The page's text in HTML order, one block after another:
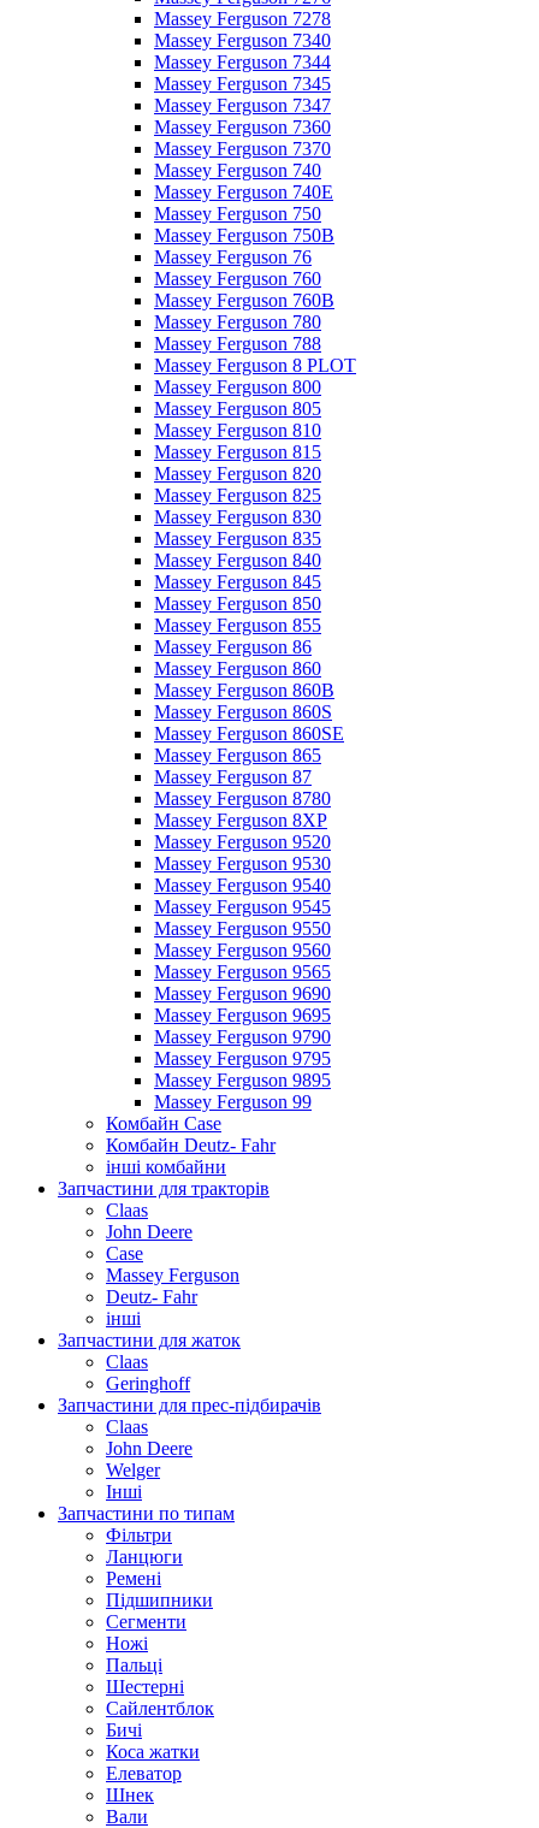
Massey Ferguson 7278
Massey Ferguson 7340
Massey Ferguson 7344
Massey Ferguson 7345
Massey Ferguson 7347
Massey Ferguson 7360
Massey Ferguson 7370
Massey Ferguson 740
Massey Ferguson 740E
Massey Ferguson 750
Massey Ferguson 750B
Massey Ferguson 76
Massey Ferguson 760
Massey Ferguson 760B
Massey Ferguson 780
Massey Ferguson 788
Massey Ferguson 8 PLOT
Massey Ferguson 800
Massey Ferguson 805
Massey Ferguson 810
Massey Ferguson 815
Massey Ferguson 820
Massey Ferguson 825
Massey Ferguson 830
Massey Ferguson 835
Massey Ferguson 840
Massey Ferguson 845
Massey Ferguson 850
Massey Ferguson 855
Massey Ferguson 86
Massey Ferguson 860
Massey Ferguson 860B
Massey Ferguson 860S
Massey Ferguson 860SE
Massey Ferguson 865
Massey Ferguson 87
Massey Ferguson 8780
Massey Ferguson 8XP
Massey Ferguson 9520
Massey Ferguson 9530
Massey Ferguson 9540
Massey Ferguson 9545
Massey Ferguson 9550
Massey Ferguson 9560
Massey Ferguson 9565
Massey Ferguson 9690
Massey Ferguson 9695
Massey Ferguson 9790
Massey Ferguson 9795
Massey Ferguson 9895
Massey Ferguson 99
Комбайн Case
Комбайн Deutz- Fahr
інші комбайни
Запчастини для тракторів
Claas
John Deere
Case
Massey Ferguson
Deutz- Fahr
інші
Запчастини для жаток
Claas
Geringhoff
Запчастини для прес-підбирачів
Claas
John Deere
Welger
Інші
Запчастини по типам
Фільтри
Ланцюги
Ремені
Підшипники
Сегменти
Ножі
Пальці
Шестерні
Сайлентблок
Бичі
Коса жатки
Елеватор
Шнек
Вали